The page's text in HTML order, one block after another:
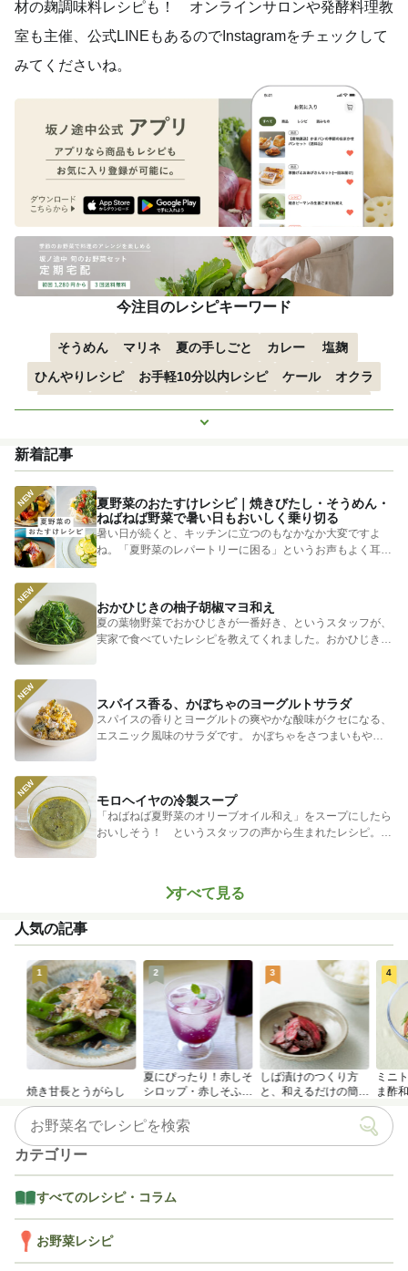
材の麹調味料レシピも！ オンラインサロンや発酵料理教
室も主催、公式LINEもあるのでInstagramをチェックして
みてくださいね。
今注目のレシピキーワード
そうめん マリネ 夏の手しごと カレー
塩麹
ひんやりレシピ
お手軽10分以内レシピ ケール
オクラ
空心菜
枝豆 すずかぼちゃ つるむらさき
トマト
もっと見る
新着記事
夏野菜のおたすけレシピ｜焼きびたし・そうめん・
ねばねば野菜で暑い日もおいしく乗り切る
暑い日が続くと、キッチンに立つのもなかなか大変ですよ
ね。「夏野菜のレパートリーに困る」というお声もよく耳に
します。 そ...
おかひじきの柚子胡椒マヨ和え
夏の葉物野菜でおかひじきが一番好き、というスタッフが、
実家で食べていたレシピを教えてくれました。おかひじきの
スパイス香る、かぼちゃのヨーグルトサラダ
スパイスの香りとヨーグルトの爽やかな酸味がクセになる、
エスニック風味のサラダです。 かぼちゃをさつまいもやじ
モロヘイヤの冷製スープ
「ねばねば夏野菜のオリーブオイル和え」をスープにしたら
おいしそう！ というスタッフの声から生まれたレシピ。つ
すべて見る
人気の記事
1
焼き甘長とうがらし
2
夏にぴったり！赤しそ
シロップ・赤しそふり
かけのつくり方
3
しば漬けのつくり方
と、和えるだけの簡単
アレンジレシピ
4
ミニ
ま酢
カテゴリー
すべてのレシピ・コラム
お野菜レシピ